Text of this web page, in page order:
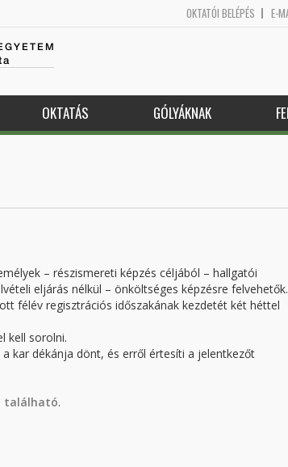
OKTATÓI BELÉPÉS E-
OKTATÁS GÓLYÁKNAK
– részismereti képzés céljából – hallgatói
eljárás nélkül – önköltséges képzésre felvehetők.
félév regisztrációs időszakának kezdetét két héttel
kell sorolni.
kar dékánja dönt, és erről értesíti a jelentkezőt
.